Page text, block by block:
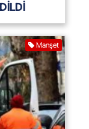
Manşet